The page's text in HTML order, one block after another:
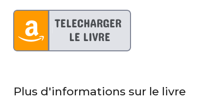
Plus d'informations sur le livre